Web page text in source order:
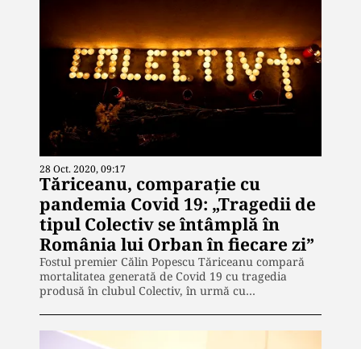
28 Oct. 2020, 09:17
Tăriceanu, comparație cu
pandemia Covid 19: „Tragedii de
tipul Colectiv se întâmplă în
România lui Orban în fiecare zi”
Fostul premier Călin Popescu Tăriceanu compară
mortalitatea generată de Covid 19 cu tragedia
produsă în clubul Colectiv, în urmă cu…